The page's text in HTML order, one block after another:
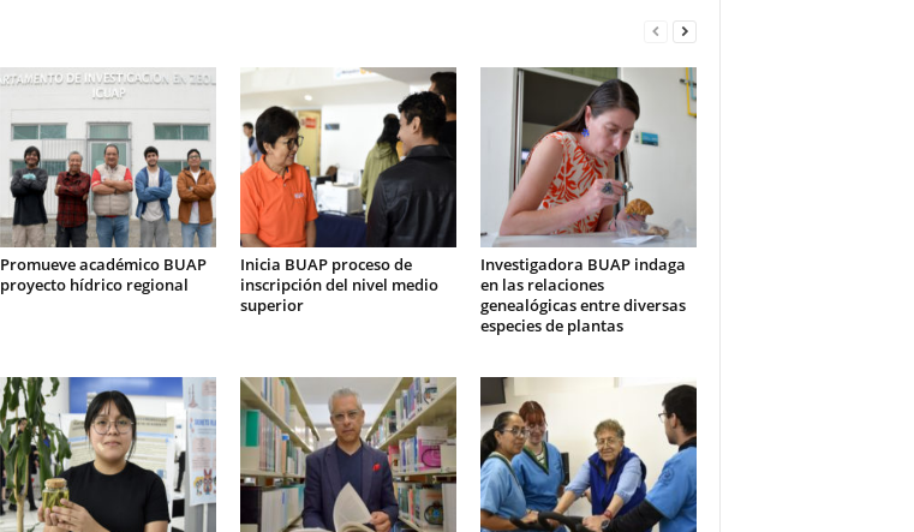
Promueve académico BUAP
proyecto hídrico regional
Inicia BUAP proceso de
inscripción del nivel medio
superior
Investigadora BUAP indaga
en las relaciones
genealógicas entre diversas
especies de plantas